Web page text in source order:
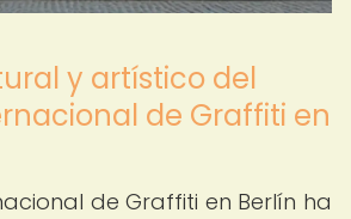
y artístico del
de Graffiti en
de Graffiti en Berlín ha